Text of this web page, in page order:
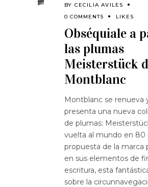
BY CECILIA AVILES
0 COMMENTS
LIKES
Obséquiale a
las plumas
Meisterstück
Montblanc
Montblanc se renueva
presenta una nueva
de plumas:
vuelta al mundo en 80
propuesta de la marca
en sus elementos de
escritura, esta
sobre la